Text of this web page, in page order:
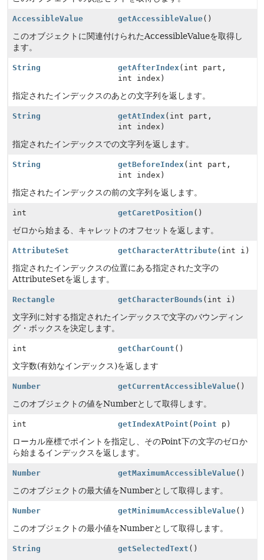
AccessibleValue getAccessibleValue()
このオブジェクトに関連付けられたAccessibleValueを取得し
ます。
String getAfterIndex(int part,
int index)
指定されたインデックスのあとの文字列を返します。
String getAtIndex(int part,
int index)
指定されたインデックスでの文字列を返します。
String getBeforeIndex(int part,
int index)
指定されたインデックスの前の文字列を返します。
int getCaretPosition ()
ゼロから始まる、キャレットのオフセットを返します。
AttributeSet getCharacterAttribute(int i)
指定されたインデックスの位置にある指定された文字の
AttributeSetを返します。
Rectangle getCharacterBounds (int i)
文字列に対する指定されたインデックスで文字のバウンディン
グ・ボックスを決定します。
int getCharCount ()
文字数(有効なインデックス)を返します
Number getCurrentAccessibleValue()
このオブジェクトの値をNumberとして取得します。
int getIndexAtPoint ( Point p)
ローカル座標でポイントを指定し、そのPoint下の文字のゼロか
ら始まるインデックスを返します。
Number getMaximumAccessibleValue()
このオブジェクトの最大値をNumberとして取得します。
Number getMinimumAccessibleValue()
このオブジェクトの最小値をNumberとして取得します。
String getSelectedText ()